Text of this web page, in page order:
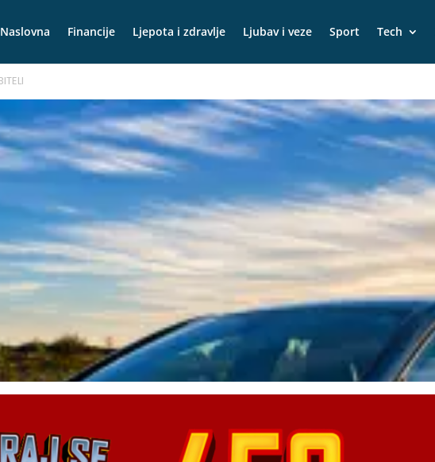
Naslovna Financije Ljepota i zdravlje Ljubav i veze Sport Tech